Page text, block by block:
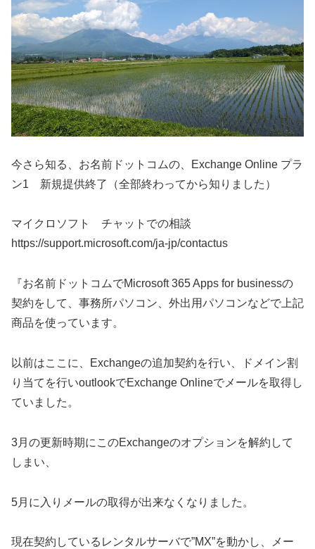
今さら知る、お名前ドットコムの、Exchange Online プラ
ン1 新規提供終了（全部終わってから知りました）
マイクロソフト チャットでの相談
https://support.microsoft.com/ja-jp/contactus
『お名前ドットコムでMicrosoft 365 Apps for businessの
契約をして、事務所パソコン、外出用パソコンなどで上記
商品を使っています。
以前はここに、Exchangeの追加契約を行い、ドメイン割
り当てを行いoutlookでExchange Onlineでメールを取得し
ていました。
3月の更新時期にこのExchangeのオプションを解約して
しまい、
5月に入りメールの取得が出来なくなりました。
現在契約しているレンタルサーバで”MX”を動かし、メー